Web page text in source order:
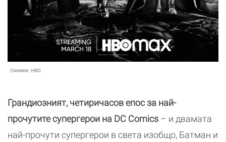
Снимка: HBO
Грандиозният, четиричасов епос за най-
прочутите супергерои на DC Comics – и двамата
най-прочути супергерои в света изобщо, Батман и